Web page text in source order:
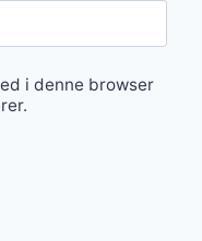
i denne browser